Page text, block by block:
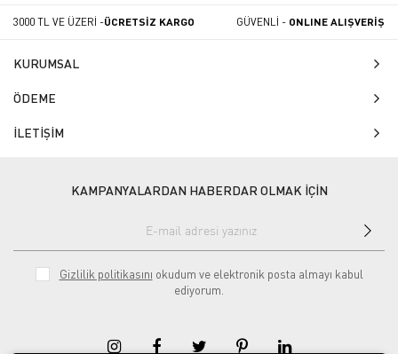
3000 TL VE ÜZERİ -ÜCRETSİZ KARGO GÜVENLİ - ONLINE ALIŞVERİŞ
KURUMSAL
ÖDEME
İLETİŞİM
KAMPANYALARDAN HABERDAR OLMAK İÇİN
Gizlilik politikasını okudum ve elektronik posta almayı kabul
ediyorum.